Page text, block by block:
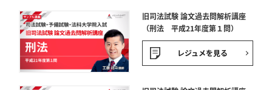
旧司法試験 論文過去問解析講座
（刑法 平成21年度第１問）
レジュメを見る